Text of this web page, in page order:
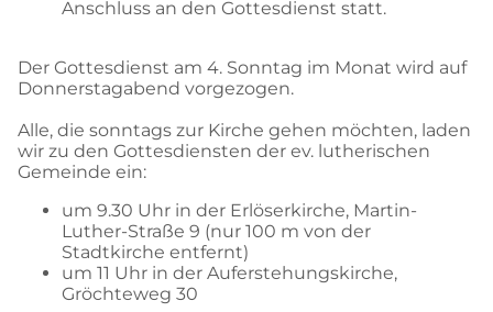
Anschluss an den Gottesdienst statt.
Der Gottesdienst am 4. Sonntag im Monat wird auf
Donnerstagabend vorgezogen.
Alle, die sonntags zur Kirche gehen möchten, laden
wir zu den Gottesdiensten der ev. lutherischen
Gemeinde ein:
um 9.30 Uhr in der Erlöserkirche, Martin-
Luther-Straße 9 (nur 100 m von der
Stadtkirche entfernt)
um 11 Uhr in der Auferstehungskirche,
Gröchteweg 30